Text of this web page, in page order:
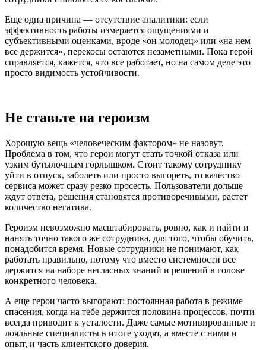
Еще одна причина — отсутствие аналитики: если
эффективность работы измеряется ощущениями и
субъективными оценками, вроде «он молодец» или «на нем
все держится», перекосы остаются незаметными. Пока герой
справляется, кажется, что все работает, но на самом деле это
просто видимость устойчивости.
Не ставьте на героизм
Хорошую вещь «человеческим фактором» не назовут.
Проблема в том, что герои могут стать точкой отказа или
узким бутылочным горлышком. Стоит такому сотруднику
уйти в отпуск, заболеть или просто выгореть, то качество
сервиса может сразу резко просесть. Пользователи дольше
ждут ответа, решения становятся противоречивыми, растет
количество негатива.
Героизм невозможно масштабировать, ровно, как и найти и
нанять точно такого же сотрудника, для того, чтобы обучить,
понадобится время. Новые сотрудники не понимают, как
работать правильно, потому что вместо системности все
держится на наборе негласных знаний и решений в голове
конкретного человека.
А еще герои часто выгорают: постоянная работа в режиме
спасения, когда на тебе держится половина процессов, почти
всегда приводит к усталости. Даже самые мотивированные и
лояльные специалисты в итоге уходят, а вместе с ними и
опыт, и часть клиентского доверия.